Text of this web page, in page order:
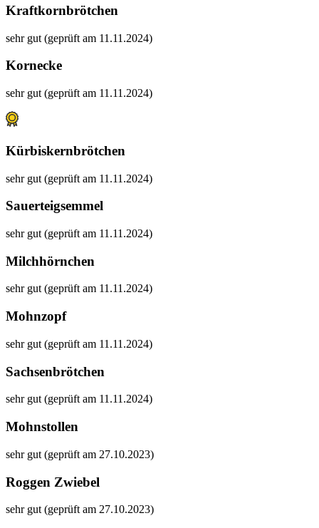
Kraftkornbrötchen
sehr gut (geprüft am 11.11.2024)
Kornecke
sehr gut (geprüft am 11.11.2024)
Kürbiskernbrötchen
sehr gut (geprüft am 11.11.2024)
Sauerteigsemmel
sehr gut (geprüft am 11.11.2024)
Milchhörnchen
sehr gut (geprüft am 11.11.2024)
Mohnzopf
sehr gut (geprüft am 11.11.2024)
Sachsenbrötchen
sehr gut (geprüft am 11.11.2024)
Mohnstollen
sehr gut (geprüft am 27.10.2023)
Roggen Zwiebel
sehr gut (geprüft am 27.10.2023)